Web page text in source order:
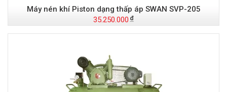
Máy nén khí Piston dạng thấp áp SWAN SVP-205
35.250.000